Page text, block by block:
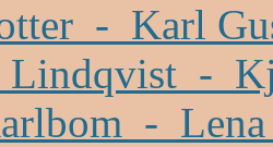
- Karl
Lindqvist -
- Lena